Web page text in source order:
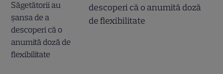
descoperi că o anumită doză
de flexibilitate